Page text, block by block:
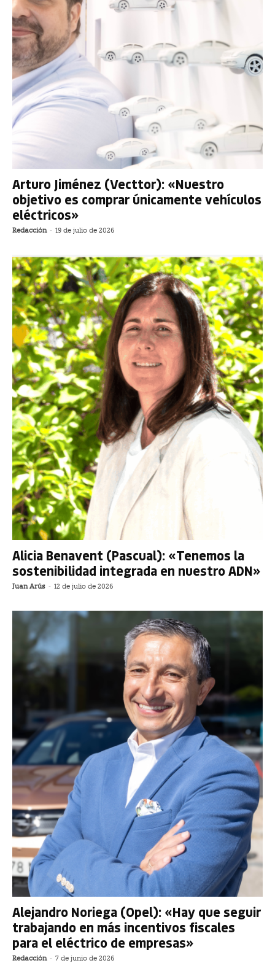
Arturo Jiménez (Vecttor): «Nuestro
objetivo es comprar únicamente vehículos
eléctricos»
Redacción - 19 de julio de 2026
Alicia Benavent (Pascual): «Tenemos la
sostenibilidad integrada en nuestro ADN»
Juan Arús - 12 de julio de 2026
Alejandro Noriega (Opel): «Hay que seguir
trabajando en más incentivos fiscales
para el eléctrico de empresas»
Redacción - 7 de junio de 2026